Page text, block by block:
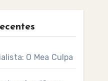
O Mea Culpa